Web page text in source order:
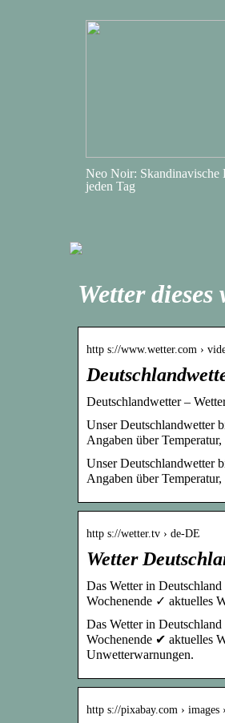
Neo Noir: Skandinavische
jeden Tag
Wetter
http s://www.wetter.com ›
Deutschlandwetter –
Unser Deutschlandwetter
Angaben über
Unser Deutschlandwetter
Angaben über
http s://wetter.tv › de-DE
Wetter
Das Wetter in
Wochenende ✓ aktuelles
Das Wetter in
Wochenende ✔ aktuelles
Unwetterwarnungen.
http s://pixabay.com › images